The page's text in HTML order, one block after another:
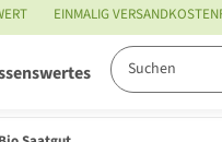
EINMALIG
Service